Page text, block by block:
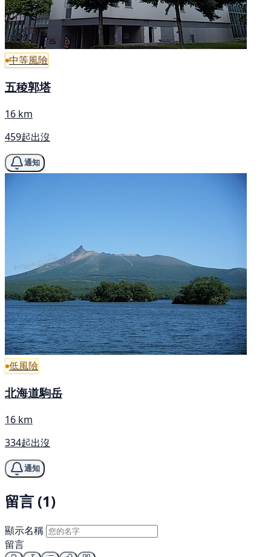
中等風險
五稜郭塔
16 km
459起出沒
通知
低風險
北海道駒岳
16 km
334起出沒
通知
留言 (1)
顯示名稱
留言